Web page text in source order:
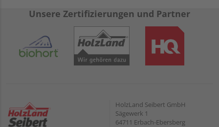
Unsere Zertifizierungen und Partner
HolzLand Seibert GmbH
Sägewerk 1
64711 Erbach-Ebersberg